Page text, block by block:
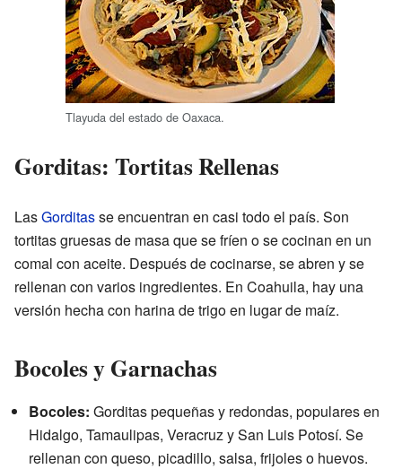
Tlayuda del estado de Oaxaca.
Gorditas: Tortitas Rellenas
LasGorditasse encuentran en casi todo el país. Son
tortitas gruesas de masa que se fríen o se cocinan en un
comal con aceite. Después de cocinarse, se abren y se
rellenan con varios ingredientes. En Coahuila, hay una
versión hecha con harina de trigo en lugar de maíz.
Bocoles y Garnachas
Bocoles: Gorditas pequeñas y redondas, populares en
Hidalgo, Tamaulipas, Veracruz y San Luis Potosí. Se
rellenan con queso, picadillo, salsa, frijoles o huevos.